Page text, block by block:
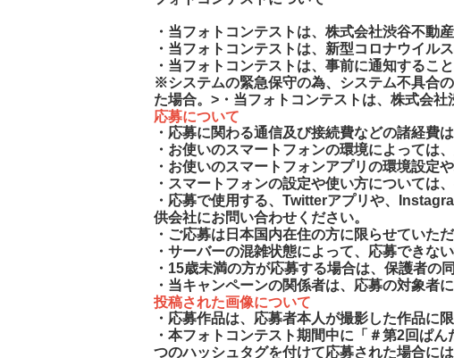
・当フォトコンテストは、株式会社渋谷不動
・当フォトコンテストは、新型コロナウイル
・当フォトコンテストは、事前に通知するこ
※システムの緊急保守の為、システム不具合
た場合。>・当フォトコンテストは、株式会
応募について
・応募に関わる通信及び接続費などの諸経費
・お使いのスマートフォンの環境によっては
・お使いのスマートフォンアプリの環境設定
・スマートフォンの設定や使い方については
・応募で使用する、Twitterアプリや、
供会社にお問い合わせください。
・ご応募は日本国内在住の方に限らせていただ
・サーバーの混雑状態によって、応募できな
・15歳未満の方が応募する場合は、保護者の
・当キャンペーンの関係者は、応募の対象者
投稿された画像について
・応募作品は、 応募者本人が撮影した作品に
・本フォトコンテスト期間中に「＃第2回ぱ
つのハッシュタグを付けて応募された場合に